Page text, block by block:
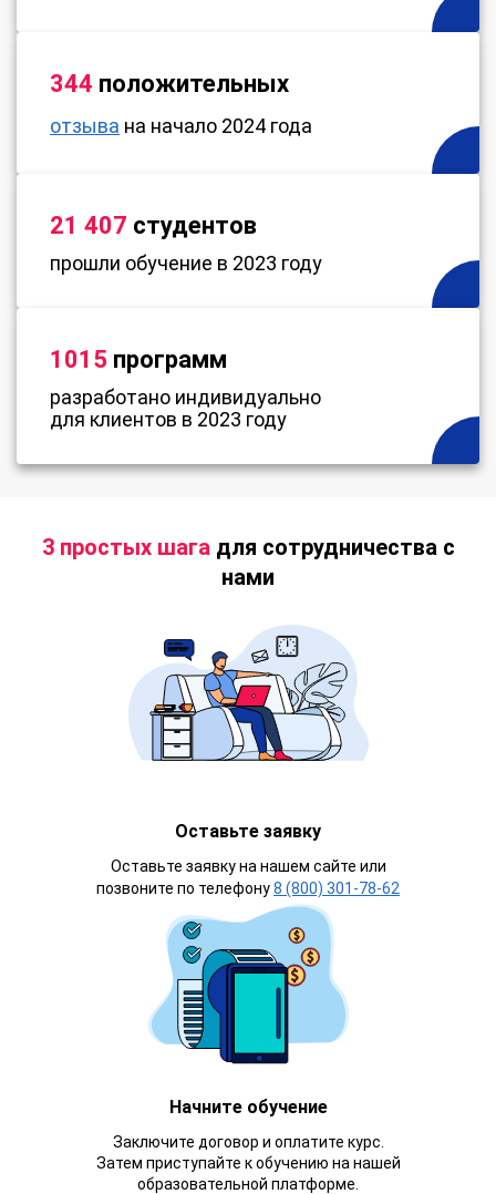
344 положительных
отзыва на начало 2024 года
21 407 студентов
прошли обучение в 2023 году
1015 программ
разработано индивидуально
для клиентов в 2023 году
3 простых шагадля сотрудничества с
нами
Оставьте заявку
Оставьте заявку на нашем сайте или
позвоните по телефону8 (800) 301-78-62
Начните обучение
Заключите договор и оплатите курс.
Затем приступайте к обучению на нашей
образовательной платформе.